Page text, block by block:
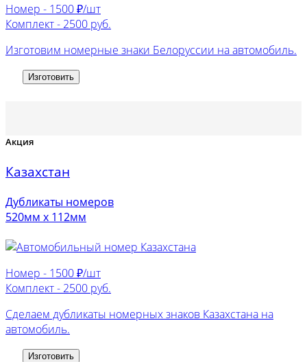
Номер - 1500 ₽/шт
Комплект - 2500 руб.
Изготовим номерные знаки Белоруссии на автомобиль.
Изготовить
Акция
Казахстан
Дубликаты номеров
520мм х 112мм
Номер - 1500 ₽/шт
Комплект - 2500 руб.
Сделаем дубликаты номерных знаков Казахстана на
автомобиль.
Изготовить